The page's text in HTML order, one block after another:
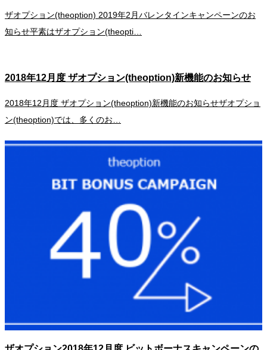
ザオプション(theoption) 2019年2月バレンタインキャンペーンのお
知らせ平素はザオプション(theopti…
2018年12月度 ザオプション(theoption)新機能のお知らせ
2018年12月度 ザオプション(theoption)新機能のお知らせザオプショ
ン(theoption)では、多くのお…